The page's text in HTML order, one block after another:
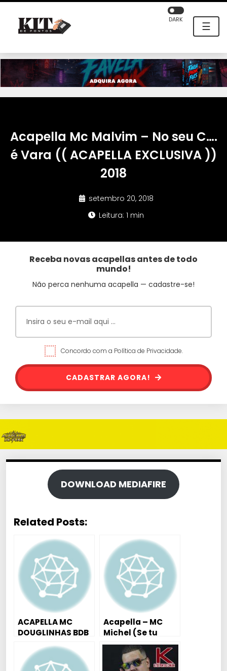
☰
DARK
Acapella Mc Malvim – No seu C….
é Vara (( ACAPELLA EXCLUSIVA ))
2018
setembro 20, 2018
Leitura: 1 min
Receba novas acapellas antes de todo
mundo!
Não perca nenhuma acapella — cadastre-se!
Concordo com a Política de Privacidade.
CADASTRAR AGORA!
DOWNLOAD MEDIAFIRE
Related Posts:
ACAPELLA MC
DOUGLINHAS BDB
– MEDLEY
AVANÇADO 2018 (
NEUTRO )
Acapella – MC
Michel (Se tu
Vacilar)